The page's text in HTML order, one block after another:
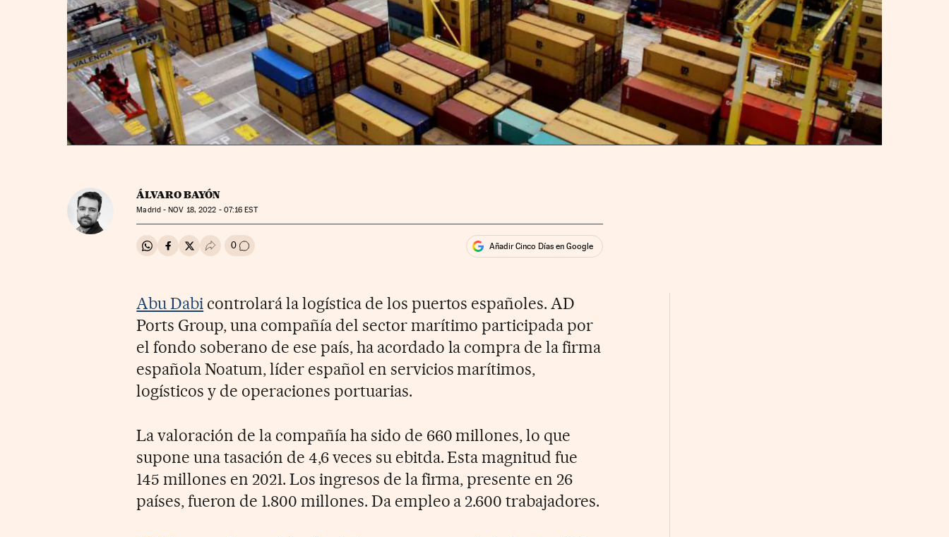
ÁLVARO BAYÓN
Madrid - NOV 18, 2022 - 07:16 EST
Compartir en Whatsapp
Compartir en Facebook
Compartir en Twitter
Desplegar Redes Sociales
0 Ir a los comentarios Añadir Cinco Días en Google
Abu Dabi controlará la logística de los puertos españoles. AD
Ports Group, una compañía del sector marítimo participada por
el fondo soberano de ese país, ha acordado la compra de la firma
española Noatum, líder español en servicios marítimos,
logísticos y de operaciones portuarias.
La valoración de la compañía ha sido de 660 millones, lo que
supone una tasación de 4,6 veces su ebitda. Esta magnitud fue
145 millones en 2021. Los ingresos de la firma, presente en 26
países, fueron de 1.800 millones. Da empleo a 2.600 trabajadores.